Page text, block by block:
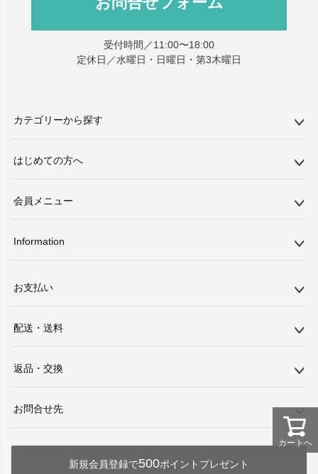
カートへ
受付時間／11:00〜18:00
定休日／水曜日・日曜日・第3木曜日
カテゴリーから探す
はじめての方へ
会員メニュー
Information
お支払い
配送・送料
返品・交換
お問合せ先
新規会員登録で500ポイントプレゼント